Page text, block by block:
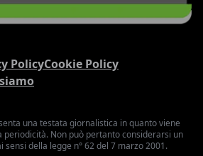
PolicyCookie Policy
una testata giornalistica in quanto viene
periodicità. Non può pertanto considerarsi un
sensi della legge n° 62 del 7 marzo 2001.